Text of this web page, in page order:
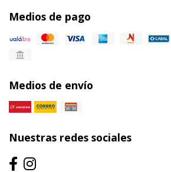
Medios de pago
Medios de envío
Nuestras redes sociales